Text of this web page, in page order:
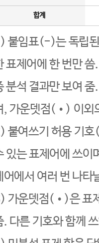
합계
붙임표(-)는 독립된
표제어에 한 번만
분석 결과만 보여
, 가운뎃점(•) 이외
붙여쓰기 허용 기호
있는 표제어에 쓰이
어에서 여러 번 나타
가운뎃점(•)은 표
. 다른 기호와 함께